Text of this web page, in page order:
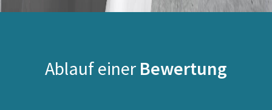
Ablauf einer Bewertung